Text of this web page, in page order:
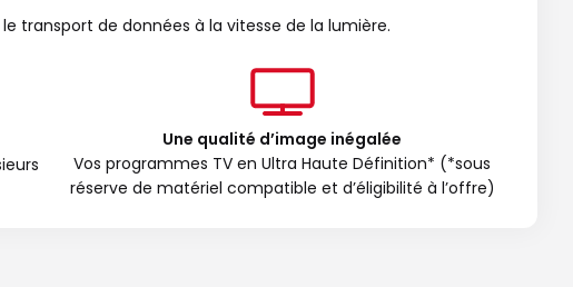
transport de données à la vitesse de la lumière.
Une qualité d’image inégalée
Vos programmes TV en Ultra Haute Définition* (*sous
réserve de matériel compatible et d’éligibilité à l’offre)